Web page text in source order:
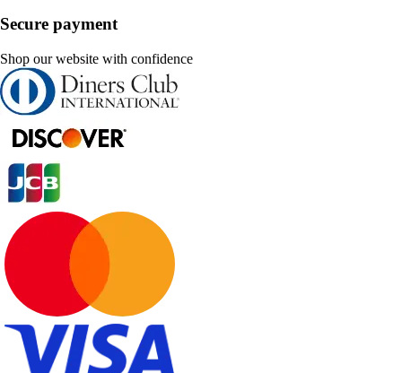
Secure payment
Shop our website with confidence